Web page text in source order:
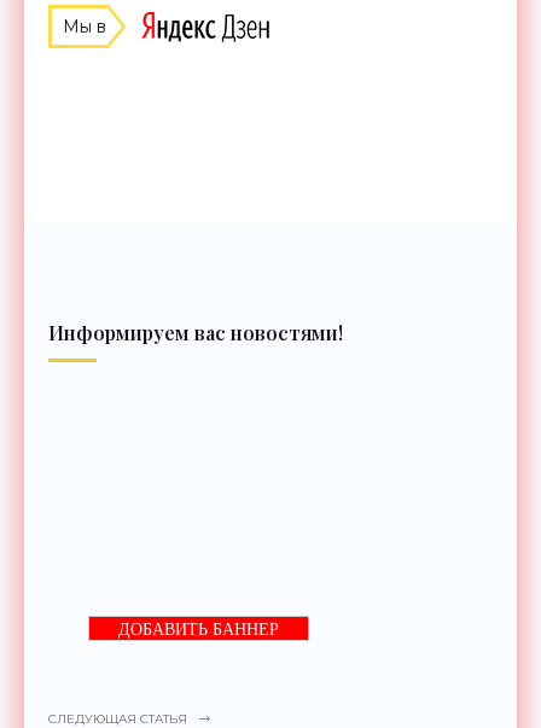
Мы в
Информируем вас новостями!
ДОБАВИТЬ БАННЕР
СЛЕДУЮЩАЯ СТАТЬЯ